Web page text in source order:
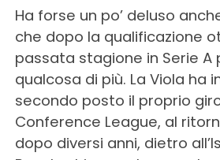
Ha forse un po’ deluso
che dopo la qualificazione
passata stagione in Serie
qualcosa di più. La Viola ha
secondo posto il proprio
Conference League, al
dopo diversi anni, dietro